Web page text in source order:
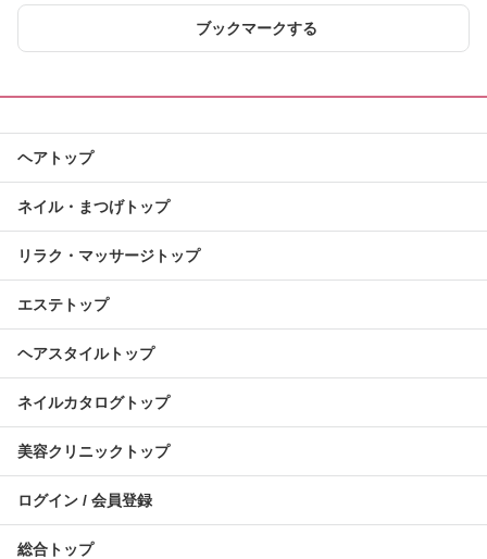
ブックマークする
ヘアトップ
ネイル・まつげトップ
リラク・マッサージトップ
エステトップ
ヘアスタイルトップ
ネイルカタログトップ
美容クリニックトップ
ログイン / 会員登録
総合トップ